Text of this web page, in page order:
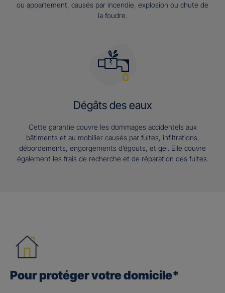
ou appartement, causés par incendie, explosion ou chute de
la foudre.
Dégâts des eaux
Cette garantie couvre les dommages accidentels aux
bâtiments et au mobilier causés par fuites, infiltrations,
débordements, engorgements d’égouts, et gel. Elle couvre
également les frais de recherche et de réparation des fuites.
Pour protéger votre domicile*